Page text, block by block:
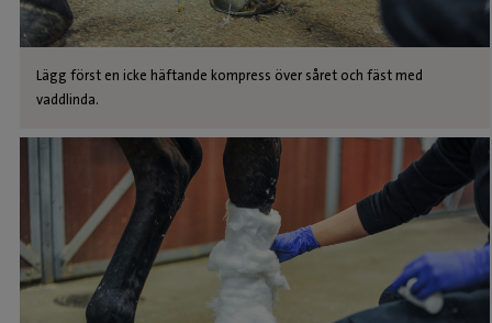
Lägg först en icke häftande kompress över såret och fäst med
vaddlinda.